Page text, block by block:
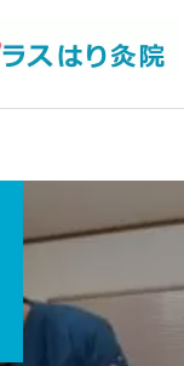
はり治療
身体を知る